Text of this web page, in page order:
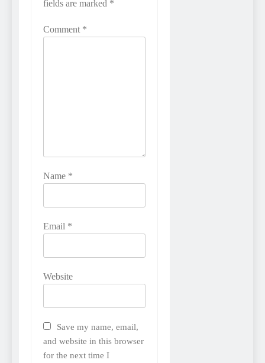
fields are marked *
Comment *
Name *
Email *
Website
Save my name, email,
and website in this browser
for the next time I